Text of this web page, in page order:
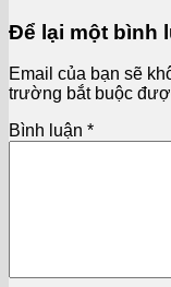
Để lại một bình
Email của bạn sẽ
trường bắt buộc
Bình luận *